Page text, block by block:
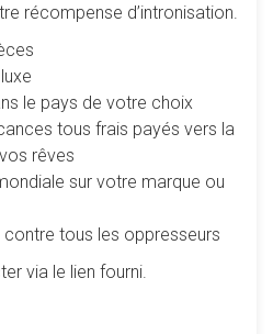
récompense d’intronisation.
le pays de votre choix
tous frais payés vers la
rêves
sur votre marque ou
tous les oppresseurs
via le lien fourni.